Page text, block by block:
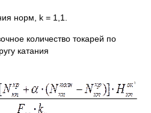
норм, k = 1,1.
количество токарей по
катания